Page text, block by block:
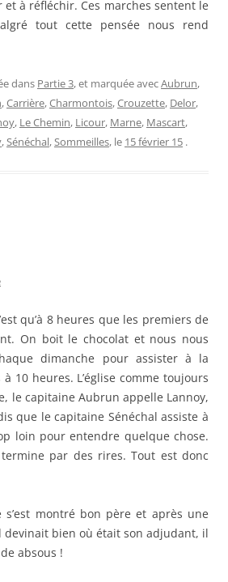
à réfléchir. Ces marches sentent le
tout cette pensée nous rend
dans Partie 3, et marquée avecAubrun,
,Carrière,Charmontois,Crouzette, Delor,
, Le Chemin, Licour, Marne, Mascart,
, Sénéchal, Sommeilles, le 15 février 15 .
qu’à 8 heures que les premiers de
On boit le chocolat et nous nous
dimanche pour assister à la
10 heures. L’église comme toujours
le capitaine Aubrun appelle Lannoy,
que le capitaine Sénéchal assiste à
loin pour entendre quelque chose.
par des rires. Tout est donc
s’est montré bon père et après une
devinait bien où était son adjudant, il
absous !